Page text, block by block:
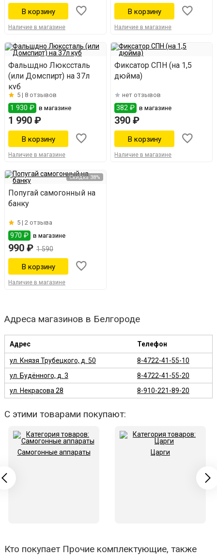
Наличие в магазине Наличие в магазине
Фальшдно Люкссталь
(или Домспирт) на 37л
куб
5 | 8 отзывов
1 930 ₽ в магазине
1 990 ₽
Наличие в магазине
Фиксатор СПН (на 1,5
дюйма)
нет отзывов
382 ₽ в магазине
390 ₽
Наличие в магазине
Скидка 38%
Попугай самогонный на
банку
5 | 2 отзыва
970 ₽ в магазине
990 ₽ 1 590
Наличие в магазине
Адреса магазинов в Белгороде
Адрес Телефон
ул. Князя Трубецкого, д. 50
8-4722-41-55-10
ул. Будённого, д. 3
8-4722-41-55-20
ул. Некрасова 28
8-910-221-89-20
С этими товарами покупают:
Самогонные аппараты Царги
Кто покупает Прочие комплектующие, также